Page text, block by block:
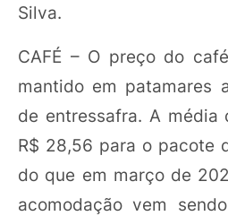
Silva.
CAFÉ – O preço do
mantido em patamares
de entressafra. A média
R$ 28,56 para o pacote
do que em março de
acomodação vem